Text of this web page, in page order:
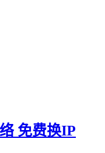
免费换IP